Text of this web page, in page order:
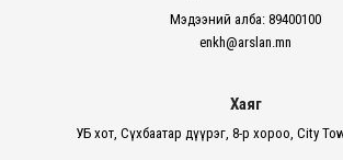
Мэдээний алба: 89400100
enkh@arslan.mn
Хаяг
УБ хот, Сүхбаатар дүүрэг, 8-р хороо, City